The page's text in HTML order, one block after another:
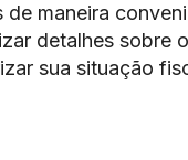
maneira
detalhes sobre
sua situação